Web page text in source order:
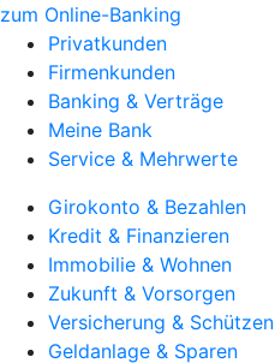
zum Online-Banking
Privatkunden
Firmenkunden
Banking & Verträge
Meine Bank
Service & Mehrwerte
Girokonto & Bezahlen
Kredit & Finanzieren
Immobilie & Wohnen
Zukunft & Vorsorgen
Versicherung & Schützen
Geldanlage & Sparen